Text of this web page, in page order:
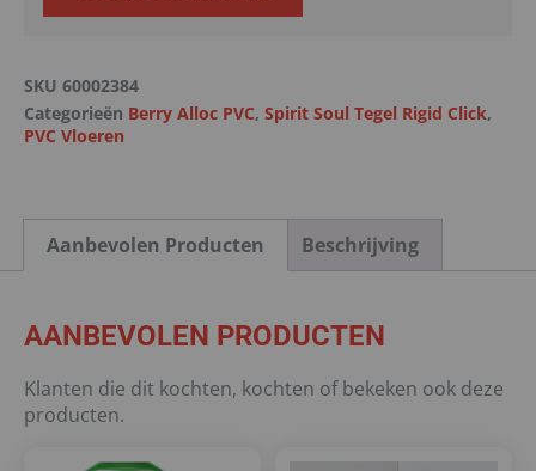
SKU 60002384
Categorieën Berry Alloc PVC, Spirit Soul Tegel Rigid Click,
PVC Vloeren
Aanbevolen Producten Beschrijving
AANBEVOLEN PRODUCTEN
Klanten die dit kochten, kochten of bekeken ook deze
producten.